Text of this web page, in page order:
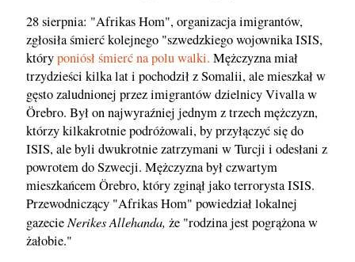
28 sierpnia: "Afrikas Hom", organizacja imigrantów,
zgłosiła śmierć kolejnego "szwedzkiego wojownika ISIS,
któryponiósł śmierć na polu walki. Mężczyzna miał
trzydzieści kilka lat i pochodził z Somalii, ale mieszkał w
gęsto zaludnionej przez imigrantów dzielnicy Vivalla w
Örebro. Był on najwyraźniej jednym z trzech mężczyzn,
którzy kilkakrotnie podróżowali, by przyłączyć się do
ISIS, ale byli dwukrotnie zatrzymani w Turcji i odesłani z
powrotem do Szwecji. Mężczyzna był czwartym
mieszkańcem Örebro, który zginął jako terrorysta ISIS.
Przewodniczący "Afrikas Hom" powiedział lokalnej
gazecieNerikes Allehanda, że "rodzina jest pogrążona w
żałobie."